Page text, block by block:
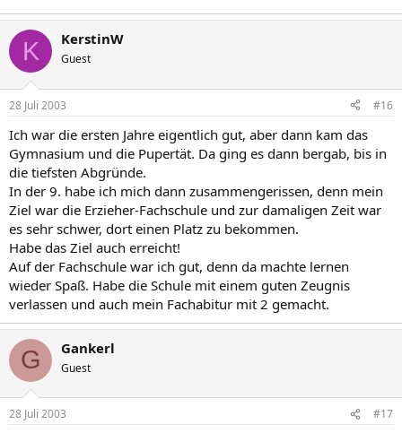
K KerstinW
Guest
28 Juli 2003 #16
Ich war die ersten Jahre eigentlich gut, aber dann kam das
Gymnasium und die Pupertät. Da ging es dann bergab, bis in
die tiefsten Abgründe.
In der 9. habe ich mich dann zusammengerissen, denn mein
Ziel war die Erzieher-Fachschule und zur damaligen Zeit war
es sehr schwer, dort einen Platz zu bekommen.
Habe das Ziel auch erreicht!
Auf der Fachschule war ich gut, denn da machte lernen
wieder Spaß. Habe die Schule mit einem guten Zeugnis
verlassen und auch mein Fachabitur mit 2 gemacht.
G Gankerl
Guest
28 Juli 2003 #17